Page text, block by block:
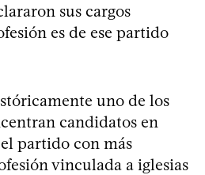
sus cargos
es de ese partido
uno de los
candidatos en
partido con más
vinculada a iglesias